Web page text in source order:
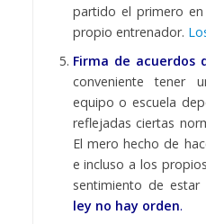
partido el primero
propio entrenador.
Firma de acuerdos
conveniente tener
equipo o escuela
reflejadas ciertas
El mero hecho de
e incluso a los
sentimiento de estar
ley no hay orden.